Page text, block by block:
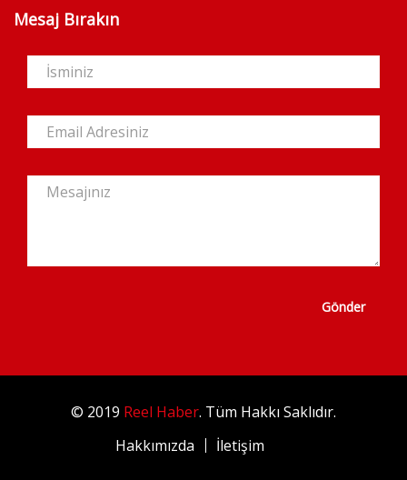
Mesaj Bırakın
Gönder
© 2019 Reel Haber. Tüm Hakkı Saklıdır.
Hakkımızda
İletişim